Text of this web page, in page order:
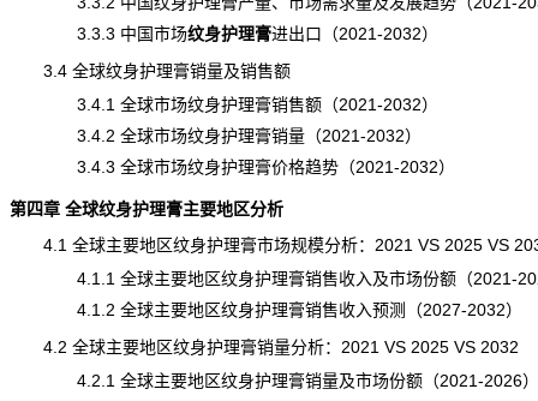
3.3.3 中国市场纹身护理膏进出口 （2021-2032）
3.4 全球纹身护理膏销量及销售额
3.4.1 全球市场纹身护理膏销售额（2021-2032）
3.4.2 全球市场纹身护理膏销量（2021-2032）
3.4.3 全球市场纹身护理膏价格趋势（2021-2032）
第四章 全球纹身护理膏主要地区分析
4.1 全球主要地区纹身护理膏市场规模分析：2021 VS 2025 VS
4.1.1 全球主要地区纹身护理膏销售收入及市场份额（2021-
4.1.2 全球主要地区纹身护理膏销售收入预测（2027-2032）
4.2 全球主要地区纹身护理膏销量分析：2021 VS 2025 VS 2032
4.2.1 全球主要地区纹身护理膏销量及市场份额（2021-2026）